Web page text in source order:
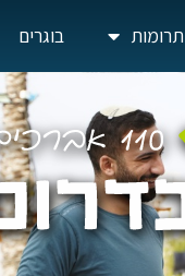
תרומות בוגרים